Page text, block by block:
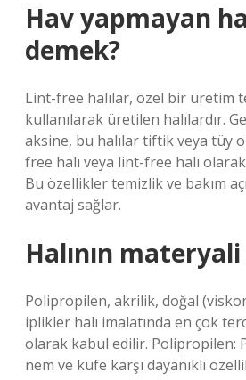
Hav yapmayan
demek?
Lint-free halılar, özel bir üretim
kullanılarak üretilen halılardır.
aksine, bu halılar tiftik veya tüy
free halı veya lint-free halı
Bu özellikler temizlik ve bakım
avantaj sağlar.
Halının
Polipropilen, akrilik, doğal
iplikler halı imalatında en çok
olarak kabul edilir. Polipropilen:
nem ve küfe karşı dayanıklı